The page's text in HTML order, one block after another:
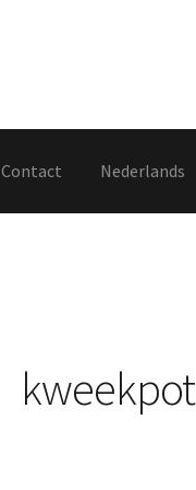
Contact Nederlands
kweekpot